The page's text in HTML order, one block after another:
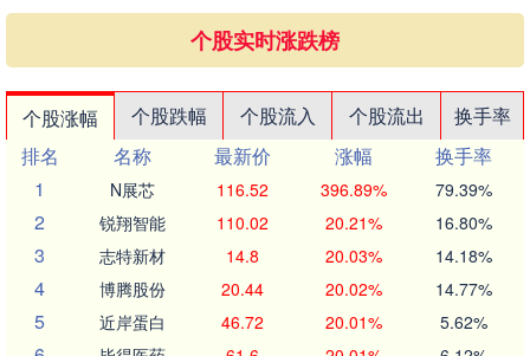
个股实时涨跌榜
个股涨幅 个股跌幅 个股流入 个股流出
换手率
排名
名称 最新价 涨幅
换手率
1
N展芯 116.52 396.89% 79.39%
2 锐翔智能 110.02 20.21% 16.80%
3 志特新材 14.8 20.03% 14.18%
4 博腾股份 20.44 20.02% 14.77%
5 近岸蛋白 46.72 20.01% 5.62%